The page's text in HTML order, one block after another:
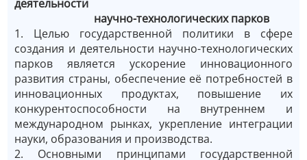
деятельности
научно-технологических парков
1. Целью государственной политики в сфере
создания и деятельности научно-технологических
парков является ускорение инновационного
развития страны, обеспечение её потребностей в
инновационных продуктах, повышение их
конкурентоспособности на внутреннем и
международном рынках, укрепление интеграции
науки, образования и производства.
2. Основными принципами государственной